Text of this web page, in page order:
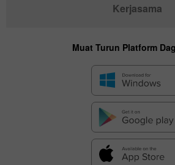
Kerjasama
Muat Turun Platform